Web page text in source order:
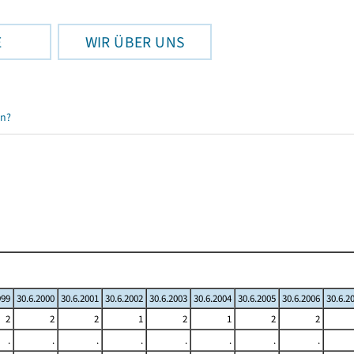
WIR ÜBER UNS
30.6.2000 30.6.2001 30.6.2002 30.6.2003 30.6.2004 30.6.2005 30.6.2006
2 2 2 1 2 1 2
2
. . . . . . .
.